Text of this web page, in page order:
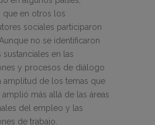
que en otros los
sociales participaron
no se identificaron
sustanciales en las
y procesos de diálogo
amplitud de los temas que
amplió más allá de las áreas
del empleo y las
de trabajo.